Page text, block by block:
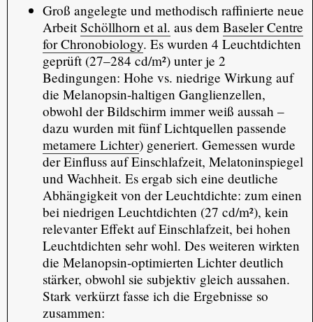
Groß angelegte und methodisch raffinierte neue
ArbeitSchöllhorn et al. aus dem Baseler Centre
for Chronobiology. Es wurden 4 Leuchtdichten
geprüft (27–284 cd/m²) unter je 2
Bedingungen: Hohe vs. niedrige Wirkung auf
die Melanopsin-haltigen Ganglienzellen,
obwohl der Bildschirm immer weiß aussah –
dazu wurden mit fünf Lichtquellen passende
metamere Lichter) generiert. Gemessen wurde
der Einfluss auf Einschlafzeit, Melatoninspiegel
und Wachheit. Es ergab sich eine deutliche
Abhängigkeit von der Leuchtdichte: zum einen
bei niedrigen Leuchtdichten (27 cd/m²), kein
relevanter Effekt auf Einschlafzeit, bei hohen
Leuchtdichten sehr wohl. Des weiteren wirkten
die Melanopsin-optimierten Lichter deutlich
stärker, obwohl sie subjektiv gleich aussahen.
Stark verkürzt fasse ich die Ergebnisse so
zusammen: